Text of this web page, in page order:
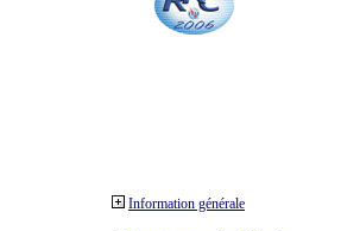
Information générale